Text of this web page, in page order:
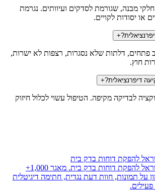
מבנה, שגורמת לסדקים ועיוותים. נגרמת
או יסודות לקויים.
+
פתחים, דלתות שלא נסגרות, רצפות לא ישרות,
חוץ.
דיפרנציאלית?+
לבדיקה מקיפה. הטיפול עשוי לכלול חיזוק
להפקת דוחות בדק בית
המערכת המובילה בישראל להפקת דוחות בדק בית. מאגר 1,000+
על תמונות, חוות דעת נגדית, חתימה דיגיטלית